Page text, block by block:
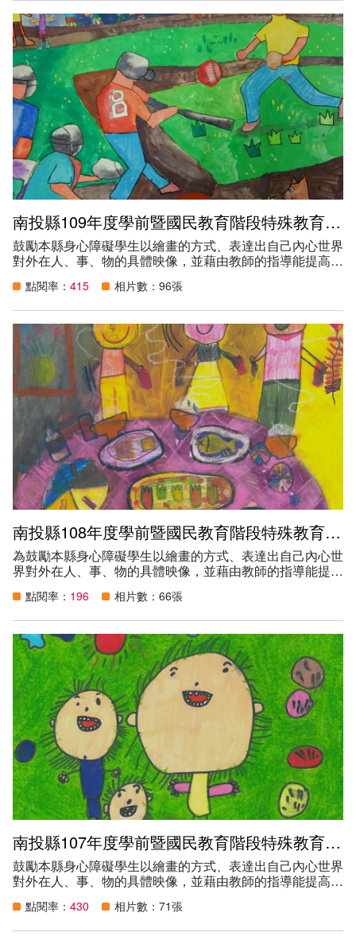
創作主題：
（一）學前/國小組：生病的時候(當你不舒服的時候，你會
量體溫、戴口罩或打針，誰來照顧你…)
（二）國中組：我的家鄉(我的家、我的學校、我的鄰居、
我家旁邊的公園、或南投各地風景區…)
南投縣109年度學前暨國民教育階段特殊教育學生繪畫比賽得獎作品
鼓勵本縣身心障礙學生以繪畫的方式、表達出自己內心世界
對外在人、事、物的具體映像，並藉由教師的指導能提高學
驗。
創作主題：
（一） 學前/國小組：我最喜歡的遊戲（在家裡、校園裡、
或是在外面你/妳最喜歡玩的遊戲是什麼？）。
（二） 國中組：我最喜歡的運動（在家裡、校園裡、在外
面你/妳最喜歡的運動是什麼？或是最喜歡的運動選手是
誰？）。
點閱率： 415 相片數：96張
南投縣108年度學前暨國民教育階段特殊教育學生繪畫比賽得獎作品
為鼓勵本縣身心障礙學生以繪畫的方式、表達出自己內心世
界對外在人、事、物的具體映像，並藉由教師的指導能提高
經驗。
創作主題：
（一） 學前/國小組：過新年（熱熱鬧鬧過新年，你/妳會在
過年期間做什麼事呢？或者是在過新年的時候，你/妳看見
了什麼人、事、物、景呢？）。
（二） 國中組：放一天假（如果放假一天，你/妳會利用這
一天做什麼事呢？打球、逛街、野餐，還是？）。
點閱率： 196 相片數：66張
南投縣107年度學前暨國民教育階段特殊教育學生繪畫比賽得獎作品
鼓勵本縣身心障礙學生以繪畫的方式、表達出自己內心世界
對外在人、事、物的具體映像，並藉由教師的指導能提高學
驗。
創作主題：下課十分鐘（活動、人、事、物、景皆可）。
點閱率： 430 相片數：71張